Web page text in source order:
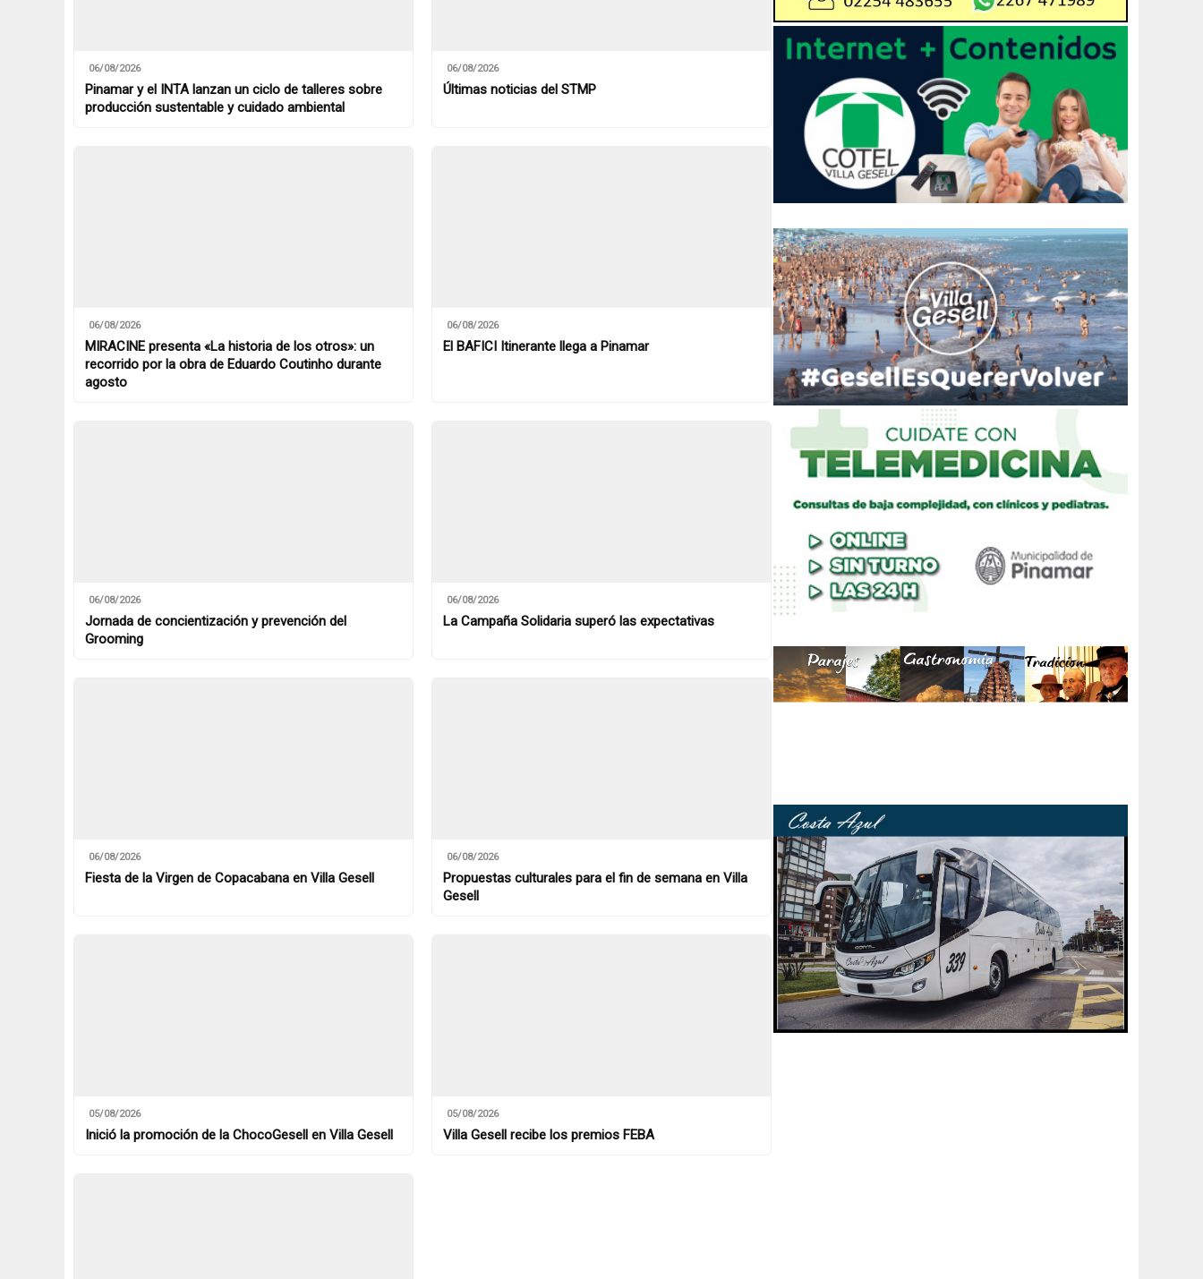
06/08/2026
Pinamar y el INTA lanzan un ciclo de talleres sobre
producción sustentable y cuidado ambiental
06/08/2026
Últimas noticias del STMP
06/08/2026
MIRACINE presenta «La historia de los otros»: un
recorrido por la obra de Eduardo Coutinho durante
agosto
06/08/2026
El BAFICI Itinerante llega a Pinamar
06/08/2026
Jornada de concientización y prevención del
Grooming
06/08/2026
La Campaña Solidaria superó las expectativas
06/08/2026
Fiesta de la Virgen de Copacabana en Villa Gesell
06/08/2026
Propuestas culturales para el fin de semana en Villa
Gesell
05/08/2026
Inició la promoción de la ChocoGesell en Villa Gesell
05/08/2026
Villa Gesell recibe los premios FEBA